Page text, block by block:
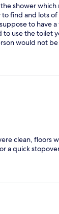
shower which
find and lots
to have
to use the toilet
would not
clean, floors
a quick